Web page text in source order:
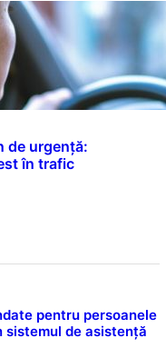
de urgență:
în trafic
pentru persoanele
sistemul de asistență